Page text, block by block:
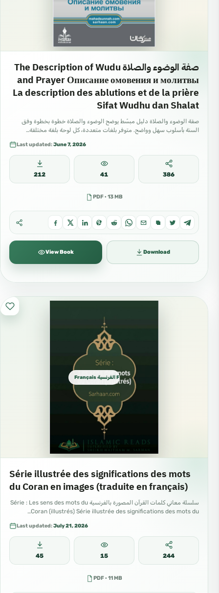
صفة الوضوء والصلاة The Description of Wudu
and Prayer Описание омовения и молитвы
La description des ablutions et de la prière
Sifat Wudhu dan Shalat
صفة الوضوء والصلاة دليل مبسّط يوضح الوضوء والصلاة خطوة بخطوة وفق
السنة بأسلوب سهل وواضح. متوفر بلغات متعددة، كل لوحة بلغة مختلفة…
Last updated:June 7, 2026
212 41 386
PDF · 13 MB
View Book Download
Français الفرنسية French
Série illustrée des significations des mots
du Coran en images (traduite en français)
سلسلة معاني كلمات القرآن المصورة بالفرنسية Série : Les sens des mots du
Coran (illustrés) Série illustrée des significations des mots du…
Last updated:July 21, 2026
45 15 244
PDF · 11 MB